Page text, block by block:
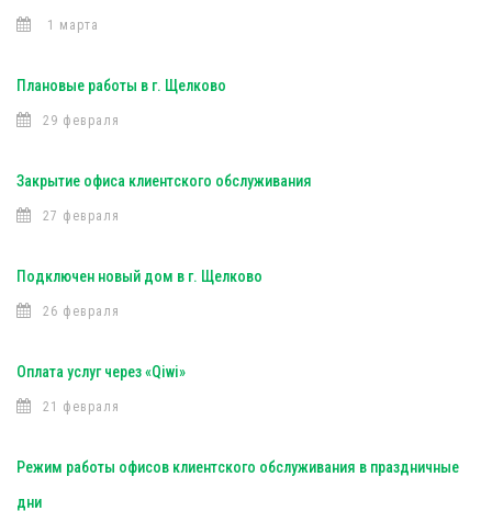
1 марта
Плановые работы в г. Щелково
29 февраля
Закрытие офиса клиентского обслуживания
27 февраля
Подключен новый дом в г. Щелково
26 февраля
Оплата услуг через «Qiwi»
21 февраля
Режим работы офисов клиентского обслуживания в праздничные
дни